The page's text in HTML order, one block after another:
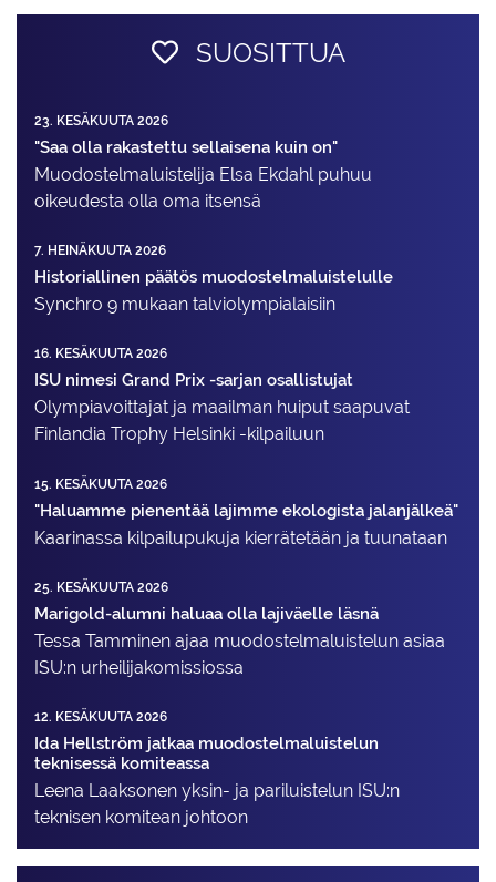
SUOSITTUA
23. KESÄKUUTA 2026
"Saa olla rakastettu sellaisena kuin on"
Muodostelma­luistelija Elsa Ekdahl puhuu
oikeudesta olla oma itsensä
7. HEINÄKUUTA 2026
Historiallinen päätös muodostelmaluistelulle
Synchro 9 mukaan talviolympialaisiin
16. KESÄKUUTA 2026
ISU nimesi Grand Prix -sarjan osallistujat
Olympiavoittajat ja maailman huiput saapuvat
Finlandia Trophy Helsinki -kilpailuun
15. KESÄKUUTA 2026
"Haluamme pienentää lajimme ekologista jalanjälkeä"
Kaarinassa kilpailupukuja kierrätetään ja tuunataan
25. KESÄKUUTA 2026
Marigold-alumni haluaa olla lajiväelle läsnä
Tessa Tamminen ajaa muodostelma­luistelun asiaa
ISU:n urheilija­komissiossa
12. KESÄKUUTA 2026
Ida Hellström jatkaa muodostelmaluistelun
teknisessä komiteassa
Leena Laaksonen yksin- ja pariluistelun ISU:n
teknisen komitean johtoon